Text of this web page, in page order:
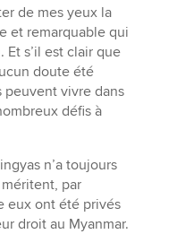
de mes yeux la
et remarquable qui
s’il est clair que
doute été
peuvent vivre dans
défis à
n’a toujours
méritent, par
eux ont été privés
droit au Myanmar.